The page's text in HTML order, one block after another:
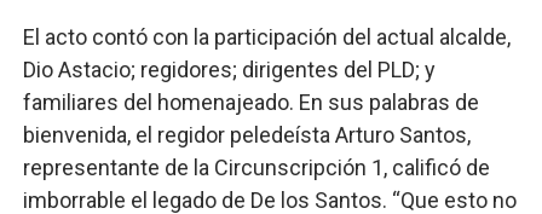
El acto contó con la participación del actual alcalde,
Dio Astacio; regidores; dirigentes del PLD; y
familiares del homenajeado. En sus palabras de
bienvenida, el regidor peledeísta Arturo Santos,
representante de la Circunscripción 1, calificó de
imborrable el legado de De los Santos. “Que esto no